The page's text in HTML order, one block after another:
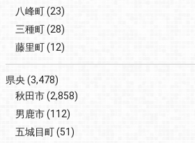
八峰町(23)
三種町(28)
藤里町(12)
県央 (3,478)
秋田市(2,858)
男鹿市(112)
五城目町(51)